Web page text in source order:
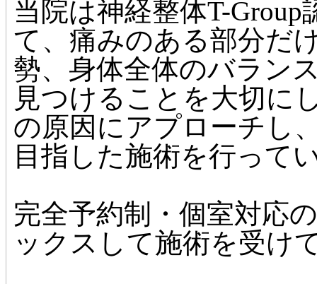
当院は神経整体T-
て、痛みのある部分だ
勢、身体全体のバラン
見つけることを大切に
の原因にアプローチし
目指した施術を行って
完全予約制・個室対応
ックスして施術を受け